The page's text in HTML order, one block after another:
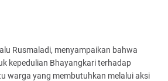
Rusmaladi, menyampaikan bahwa
kepedulian Bhayangkari terhadap
warga yang membutuhkan melalui aksi